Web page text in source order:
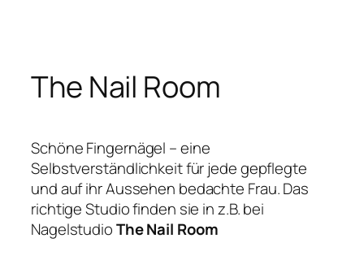
springen
The Nail Room
Schöne Fingernägel – eine
Selbstverständlichkeit für jede gepflegte
und auf ihr Aussehen bedachte Frau. Das
richtige Studio finden sie in z.B. bei
NagelstudioThe Nail Room